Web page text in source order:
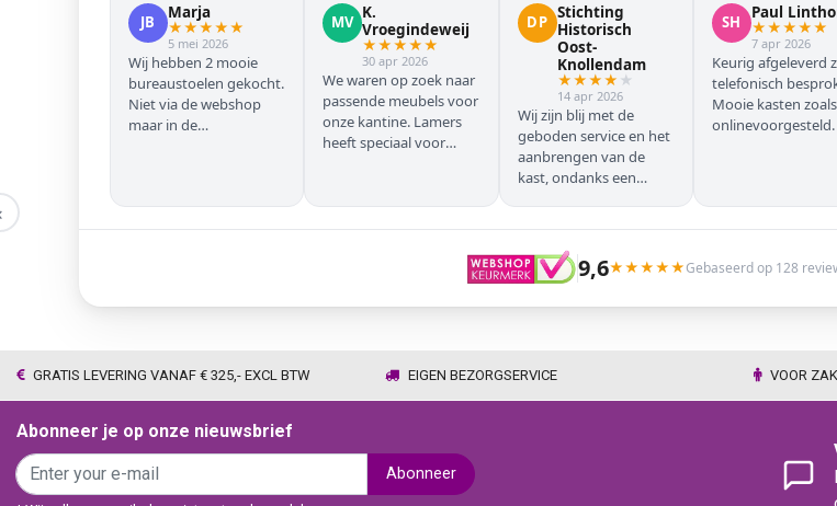
JB
Marja
★★★★★
5 mei 2026
Wij hebben 2 mooie
bureaustoelen gekocht.
Niet via de webshop
maar in de
MV
K.
Vroegindeweij
★★★★★
30 apr 2026
We waren op zoek naar
passende meubels voor
onze kantine. Lamers
heeft speciaal voor
zodat we geen beuken
met eiken door elkaar
DP
Stichting
Historisch
Oost-
Knollendam
★★★★ ★
14 apr 2026
Wij zijn blij met de
geboden service en het
aanbrengen van de
kast, ondanks een
wij dit vooraf gemeld),
maar dat ging zonder
SH
Paul
★★★★★
7 apr 2026
Keurig afgeleverd
telefonisch
Mooie kasten zoals
onlinevoorgesteld.
9,6★★★★★Gebaseerd op 128
GRATIS LEVERING VANAF € 325,- EXCL BTW EIGEN BEZORGSERVICE VOOR
Abonneer je op onze nieuwsbrief
Abonneer